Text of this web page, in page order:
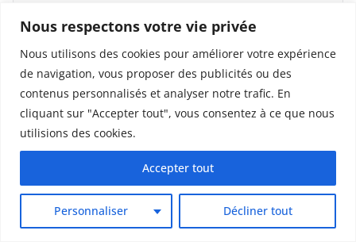
Nous respectons votre vie privée
Nous utilisons des cookies pour améliorer votre expérience
de navigation, vous proposer des publicités ou des
contenus personnalisés et analyser notre trafic. En
cliquant sur "Accepter tout", vous consentez à ce que nous
utilisions des cookies.
Personnaliser Décliner tout
Accepter tout
Nom*
E-mail*
Site web